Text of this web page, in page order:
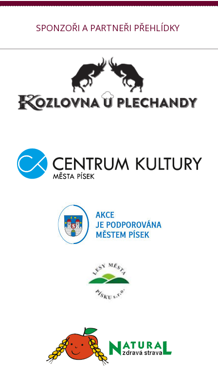
SPONZOŘI A PARTNEŘI PŘEHLÍDKY